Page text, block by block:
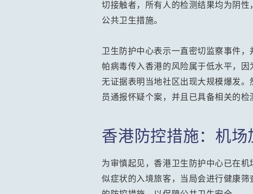
切接触者，所有人的检测结果均为阴
公共卫生措施。
卫生防护中心表示一直密切监察事件
帕病毒传入香港的风险属于低水平，
无证据表明当地社区出现大规模爆发
员通报怀疑个案，并且已具备相关的检
香港防控措施：机场
为审慎起见，香港卫生防护中心已在
似症状的入境旅客，当局会进行健康